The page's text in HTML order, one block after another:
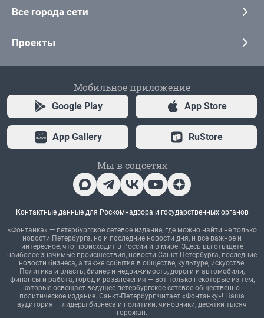
Все города сети
Проекты
Мобильное приложение
Google Play App Store
App Gallery RuStore
Мы в соцсетях
Контактные данные для Роскомнадзора и государственных органов
«Фонтанка» — петербургское сетевое издание, где можно найти не только
новости Петербурга, но и последние новости дня, и все важное и
интересное, что происходит в России и в мире. Здесь вы отыщете
наиболее значимые происшествия, новости Санкт-Петербурга, последние
новости бизнеса, а также события в обществе, культуре, искусстве.
Политика и власть, бизнес и недвижимость, дороги и автомобили,
финансы и работа, город и развлечения — вот только некоторые из тем,
которые освещает ведущее петербургское сетевое общественно-
политическое издание. Санкт-Петербург читает «Фонтанку»! Наша
аудитория — лидеры бизнеса и политики, чиновники, десятки тысяч
горожан.